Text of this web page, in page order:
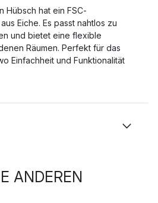
Hübsch hat ein FSC-
Eiche. Es passt nahtlos zu
und bietet eine flexible
Räumen. Perfekt für das
Einfachheit und Funktionalität
ANDEREN